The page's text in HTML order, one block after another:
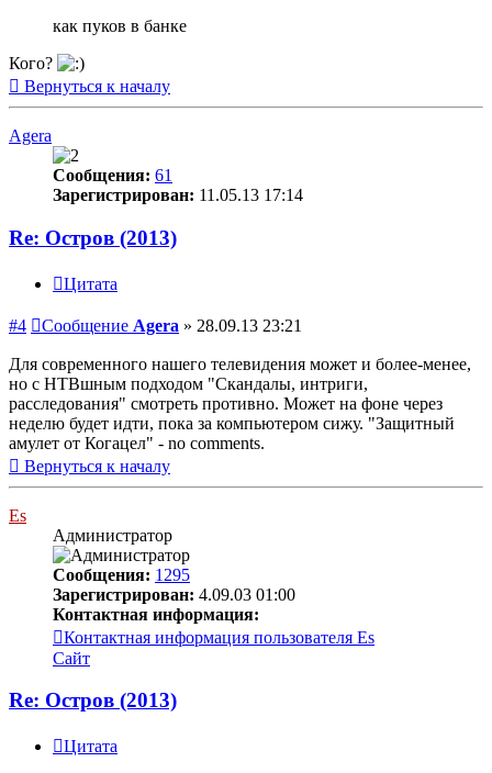
как пуков в банке
Кого?
Вернуться к началу
Agera
Сообщения: 61
Зарегистрирован: 11.05.13 17:14
Re: Остров (2013)
Цитата
#4 Сообщение Agera » 28.09.13 23:21
Для современного нашего телевидения может и более-менее,
но с НТВшным подходом "Скандалы, интриги,
расследования" смотреть противно. Может на фоне через
неделю будет идти, пока за компьютером сижу. "Защитный
амулет от Когацел" - no comments.
Вернуться к началу
Es
Администратор
Сообщения: 1295
Зарегистрирован: 4.09.03 01:00
Контактная информация:
Контактная информация пользователя Es
Сайт
Re: Остров (2013)
Цитата